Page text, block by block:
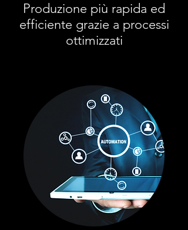
Produzione più rapida ed
efficiente grazie a processi
ottimizzati